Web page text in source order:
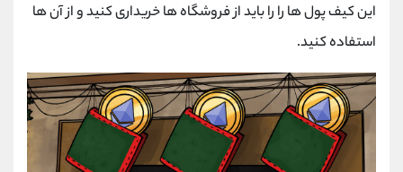
این کیف پول ها را را باید از فروشگاه ها خریداری کنید و از آن ها
استفاده کنید.